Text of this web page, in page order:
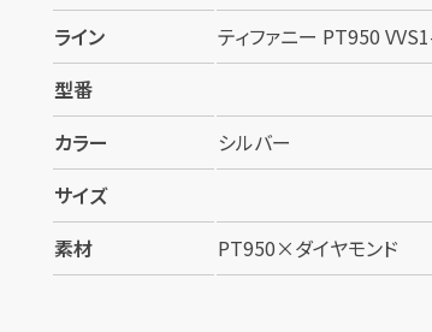
ライン
ティファニー PT950
型番
カラー
シルバー
サイズ
素材
PT950×ダイヤモンド